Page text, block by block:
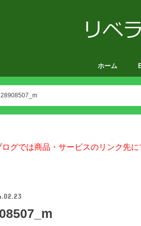
ホーム
28908507_m
グでは商品・サービスのリンク先